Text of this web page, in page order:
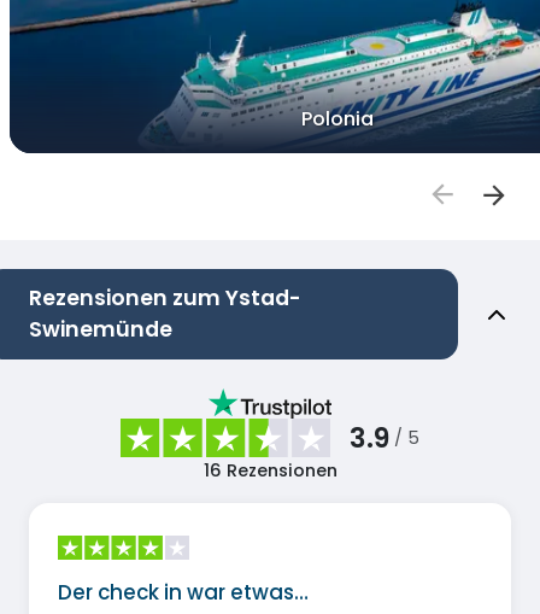
Polonia
Rezensionen zum Ystad-
Swinemünde
3.9 / 5
16 Rezensionen
Der check in war etwas…